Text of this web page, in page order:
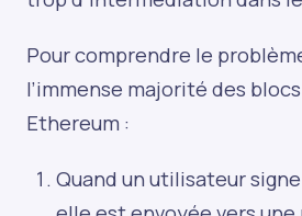
Pour comprendre le
l’immense majorité des
Ethereum :
Quand un utilisateur